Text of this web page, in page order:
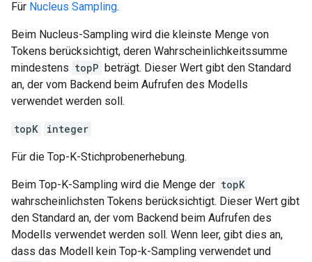
Für Nucleus Sampling.
Beim Nucleus-Sampling wird die kleinste Menge von
Tokens berücksichtigt, deren Wahrscheinlichkeitssumme
mindestens topP beträgt. Dieser Wert gibt den Standard
an, der vom Backend beim Aufrufen des Modells
verwendet werden soll.
topK integer
Für die Top-K-Stichprobenerhebung.
Beim Top-K-Sampling wird die Menge der topK
wahrscheinlichsten Tokens berücksichtigt. Dieser Wert gibt
den Standard an, der vom Backend beim Aufrufen des
Modells verwendet werden soll. Wenn leer, gibt dies an,
dass das Modell kein Top-k-Sampling verwendet und